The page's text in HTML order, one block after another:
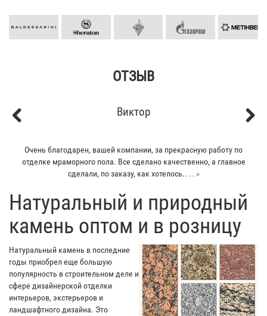
ОТЗЫВ
Виктор
Очень благодарен, вашей компании, за прекрасную работу по
отделке мраморного пола. Все сделано качественно, а главное
сделали, по заказу, как хотелось.. ...»
​Натуральный и природный
камень оптом и в розницу
Натуральный камень в последние
годы приобрел еще большую
популярность в строительном деле и
сфере дизайнерской отделки
интерьеров, экстерьеров и
ландшафтного дизайна. Это